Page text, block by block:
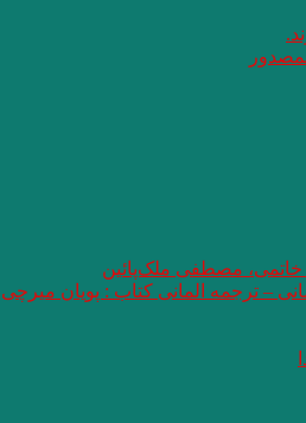
خاتمی، مصطفی ملک‌پائین
– ترجمه المانی کتاب : پویان میرچی